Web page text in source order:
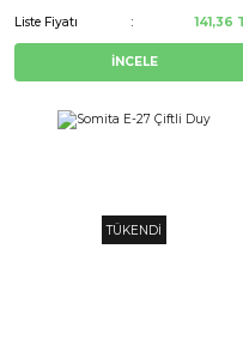
Liste Fiyatı 141,36
İNCELE
TÜKENDİ